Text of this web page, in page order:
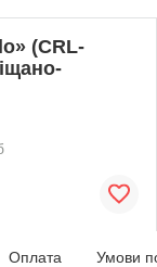
(CRL-
Оплата Умови